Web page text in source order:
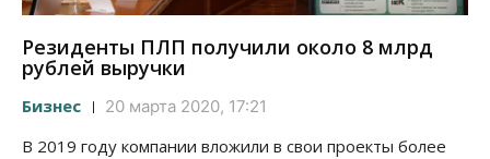
Резиденты ПЛП получили около 8 млрд
рублей выручки
Бизнес 20 марта 2020, 17:21
В 2019 году компании вложили в свои проекты более